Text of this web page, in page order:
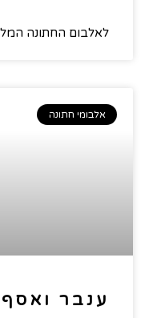
לאלבום החתונה
אלבומי חתונה
ענבר ואסף